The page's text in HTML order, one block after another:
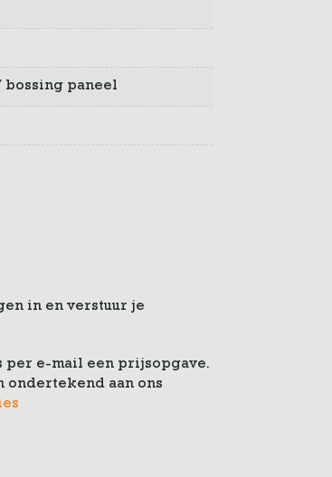
paneel
in en verstuur je
per e-mail een prijsopgave.
ondertekend aan ons